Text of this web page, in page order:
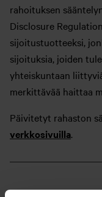
rahoituksen
Disclosure
sijoitustuotteeksi,
sijoituksia, joiden
yhteiskuntaan
merkittävää haittaa
Päivitetyt rahaston
verkkosivuilla.